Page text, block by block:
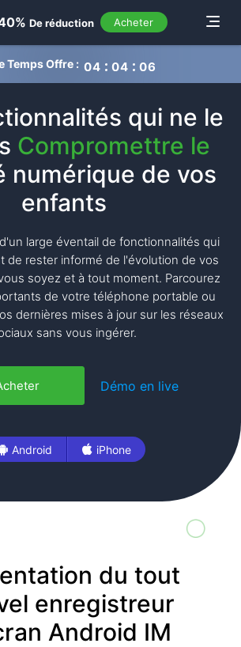
Toggle
navigation
De réduction Acheter
Temps Offre : 04 04 05
qui ne le
Compromettre le
numérique de vos
enfants
large éventail de fonctionnalités qui
de rester informé de l'évolution de vos
soyez et à tout moment. Parcourez
de votre téléphone portable ou
dernières mises à jour sur les réseaux
sans vous ingérer.
Démo en live
Android iPhone
du tout
enregistreur
Android IM